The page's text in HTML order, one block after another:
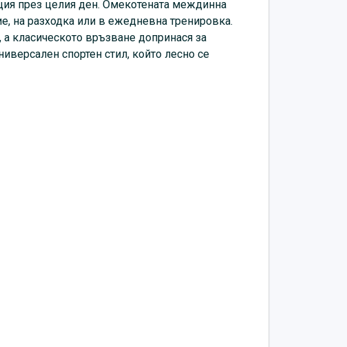
през целия ден. Омекотената междинна
на разходка или в ежедневна тренировка.
класическото връзване допринася за
спортен стил, който лесно се